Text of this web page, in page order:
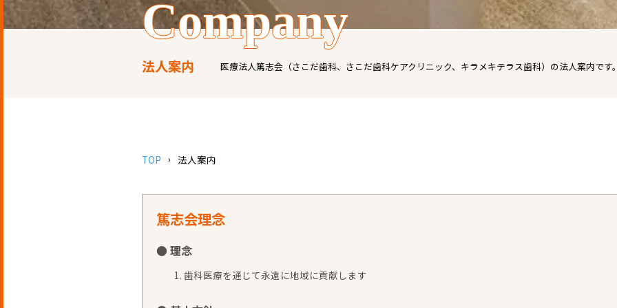
company
法人案内 医療法人篤志会（さこだ歯科、さこだ歯科ケアクリニック、キラメキテラス歯科）の法人案内です
TOP 法人案内
篤志会理念
● 理念
歯科医療を通じて永遠に地域に貢献します